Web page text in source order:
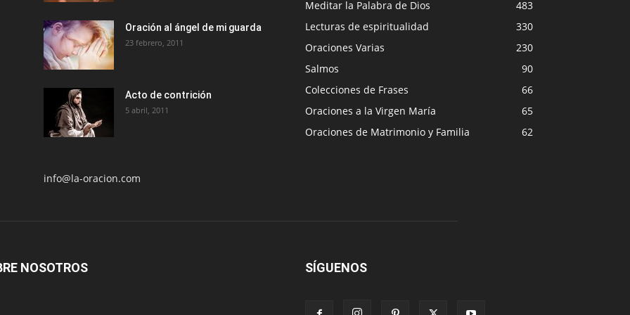
Oración al ángel de mi guarda
23 febrero, 2011
Acto de contrición
5 abril, 2011
info@la-oracion.com
Meditar la Palabra de Dios
483
Lecturas de espiritualidad
330
Oraciones Varias
230
Salmos
90
Colecciones de Frases
66
Oraciones a la Virgen María
65
Oraciones de Matrimonio y Familia
62
NOSOTROS SÍGUENOS